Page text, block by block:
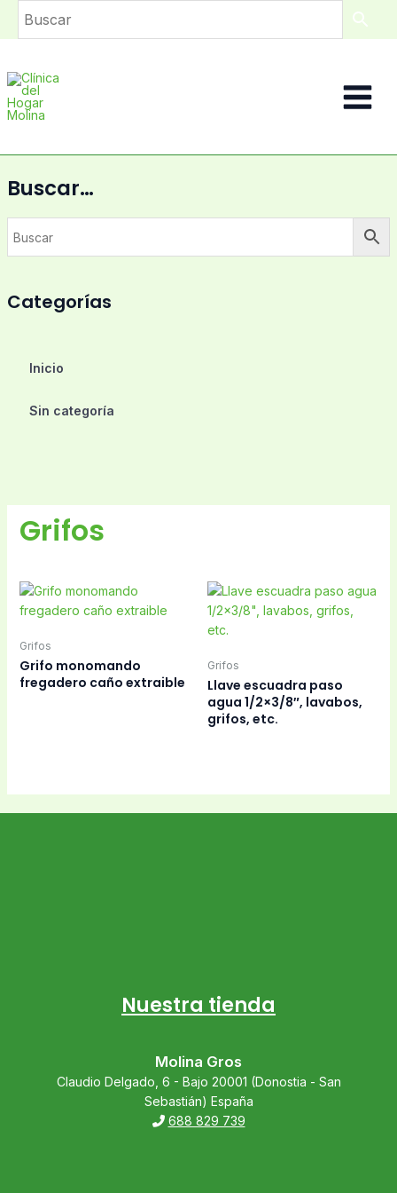
Main
Buscar…
Categorías
Inicio
Sin categoría
Grifos
Grifos
Grifo monomando
fregadero caño extraible
Grifos
Llave escuadra paso
agua 1/2×3/8″, lavabos,
grifos, etc.
Nuestra tienda
Molina Gros
Claudio Delgado, 6 - Bajo 20001 (Donostia - San
Sebastián) España
688 829 739